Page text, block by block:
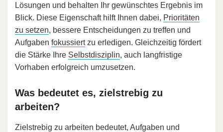
Lösungen und behalten Ihr gewünschtes Ergebnis im
Blick. Diese Eigenschaft hilft Ihnen dabei, Prioritäten
zu setzen, bessere Entscheidungen zu treffen und
Aufgaben fokussiertzu erledigen. Gleichzeitig fördert
die Stärke Ihre Selbstdisziplin, auch langfristige
Vorhaben erfolgreich umzusetzen.
Was bedeutet es, zielstrebig zu
arbeiten?
Zielstrebig zu arbeiten bedeutet, Aufgaben und